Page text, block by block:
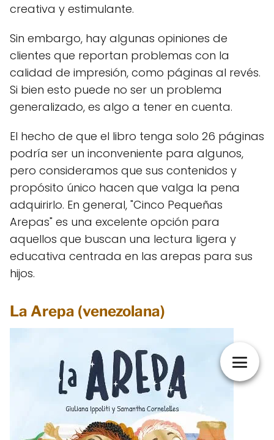
creativa y estimulante.
Sin embargo, hay algunas opiniones de
clientes que reportan problemas con la
calidad de impresión, como páginas al revés.
Si bien esto puede no ser un problema
generalizado, es algo a tener en cuenta.
El hecho de que el libro tenga solo 26 páginas
podría ser un inconveniente para algunos,
pero consideramos que sus contenidos y
propósito único hacen que valga la pena
adquirirlo. En general, "Cinco Pequeñas
Arepas" es una excelente opción para
aquellos que buscan una lectura ligera y
educativa centrada en las arepas para sus
hijos.
La Arepa (venezolana)